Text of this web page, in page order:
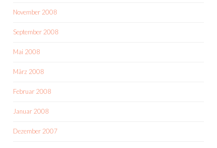
November 2008
September 2008
Mai 2008
März 2008
Februar 2008
Januar 2008
Dezember 2007